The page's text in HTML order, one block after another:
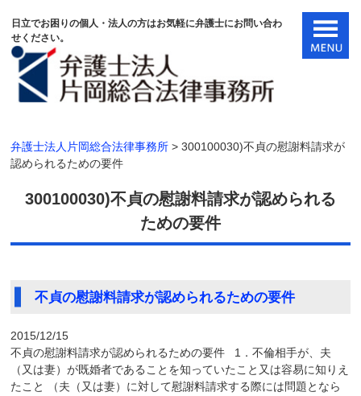
日立でお困りの個人・法人の方はお気軽に弁護士にお問い合わ
せください。
弁護士法人片岡総合法律事務所 >300100030)不貞の慰謝料請求が
認められるための要件
300100030)不貞の慰謝料請求が認められる
ための要件
不貞の慰謝料請求が認められるための要件
2015/12/15
不貞の慰謝料請求が認められるための要件 1．不倫相手が、夫
（又は妻）が既婚者であることを知っていたこと又は容易に知りえ
たこと （夫（又は妻）に対して慰謝料請求する際には問題となら